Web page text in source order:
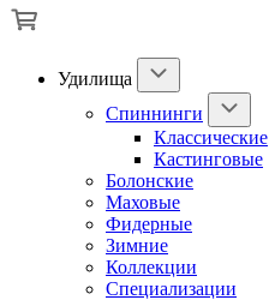
Удилища
Спиннинги
Классические
Кастинговые
Болонские
Маховые
Фидерные
Зимние
Коллекции
Специализации